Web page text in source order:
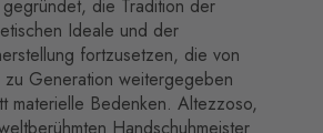
die Tradition der
Ideale und der
fortzusetzen, die von
zu Generation weitergegeben
materielle Bedenken. Altezzoso,